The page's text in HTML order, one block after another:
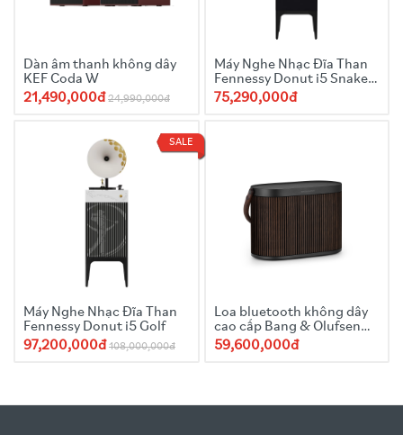
Dàn âm thanh không dây
KEF Coda W
21,490,000đ 24,990,000đ
Máy Nghe Nhạc Đĩa Than
Fennessy Donut i5 Snake
Edition
75,290,000đ
SALE
Máy Nghe Nhạc Đĩa Than
Fennessy Donut i5 Golf
97,200,000đ 108,000,000đ
Loa bluetooth không dây
cao cấp Bang & Olufsen
Beosound A5 - Dark Oak
59,600,000đ